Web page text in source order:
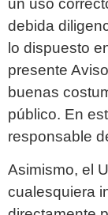
debida
lo dispuesto
presente
buenas
público. En
responsable
Asimismo, el
cualesquiera